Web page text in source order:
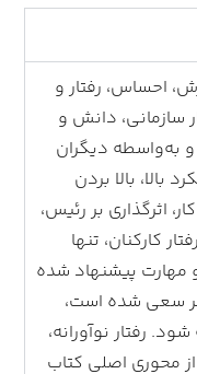
احساس، رفتار و
سازمانی، دانش و
و به‌واسطه دیگران
بالا، بالا بردن
اثرگذاری بر رئیس،
کارکنان، تنها
مهارت پیشنهاد شده
سعی شده است،
رفتار نوآورانه،
محوری اصلی کتاب